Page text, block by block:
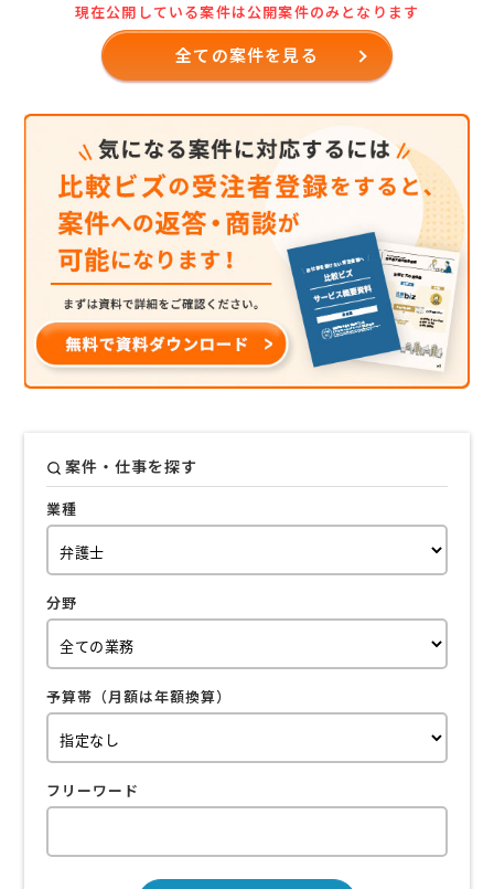
現在公開している案件は公開案件のみとなります
全ての案件を見る
案件・仕事を探す
業種
分野
予算帯（月額は年額換算）
フリーワード